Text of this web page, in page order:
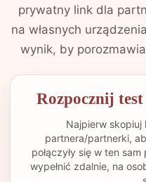
prywatny link dla
na własnych
wynik, by
Rozpocznij
Najpierw skopiuj
partnera/partnerki,
połączyły się w ten
wypełnić zdalnie, na